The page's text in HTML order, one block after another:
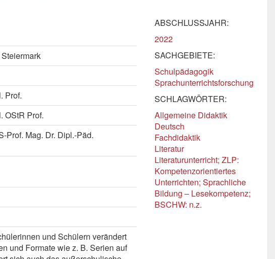
Prof.
OStR Prof.
Prof. Mag. Dr. Dipl.-Päd.
und Schülern verändert
und Formate wie z. B. Serien auf
ABSCHLUSSJAHR:
2022
SACHGEBIETE:
Schulpädagogik
Sprachunterrichtsforschung
SCHLAGWÖRTER:
Allgemeine Didaktik
Deutsch
Fachdidaktik
Literatur
Literaturunterricht; ZLP:
Kompetenzorientiertes
Unterrichten; Sprachliche
Bildung – Lesekompetenz;
BSCHW: n.z.